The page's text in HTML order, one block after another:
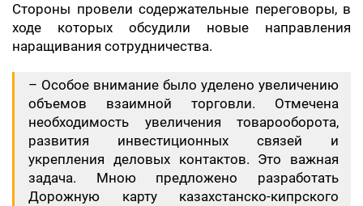
​Стороны провели содержательные переговоры, в
ходе которых обсудили новые направления
наращивания сотрудничества.
​– Особое внимание было уделено увеличению
объемов взаимной торговли. Отмечена
необходимость увеличения товарооборота,
развития инвестиционных связей и
укрепления деловых контактов. Это важная
задача. Мною предложено разработать
Дорожную карту казахстанско-кипрского